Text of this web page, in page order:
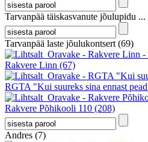
Tarvanpää täiskasvanute jõulupidu ...
Tarvanpää laste jõulukontsert (69)
Rakvere Linn (67)
RGTA "Kui suureks sina ennast
Rakvere Põhikooli 110 (208)
Andres (7)